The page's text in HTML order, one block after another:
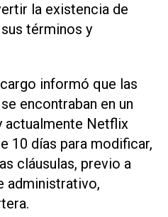
la existencia de
términos y
informó que las
encontraban en un
actualmente Netflix
10 días para modificar,
cláusulas, previo a
administrativo,